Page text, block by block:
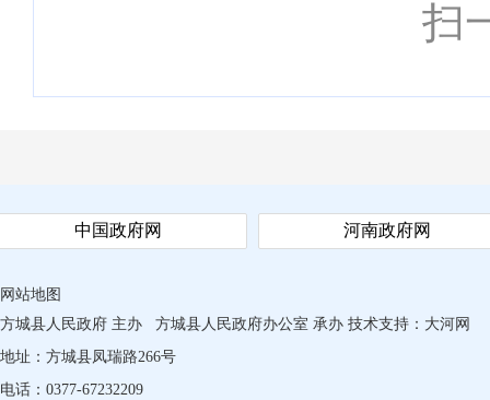
扫
中国政府网 河南政府网
网站地图
方城县人民政府 主办
方城县人民政府办公室 承办 技术支持： 大河网
地址：方城县凤瑞路266号
电话：0377-67232209